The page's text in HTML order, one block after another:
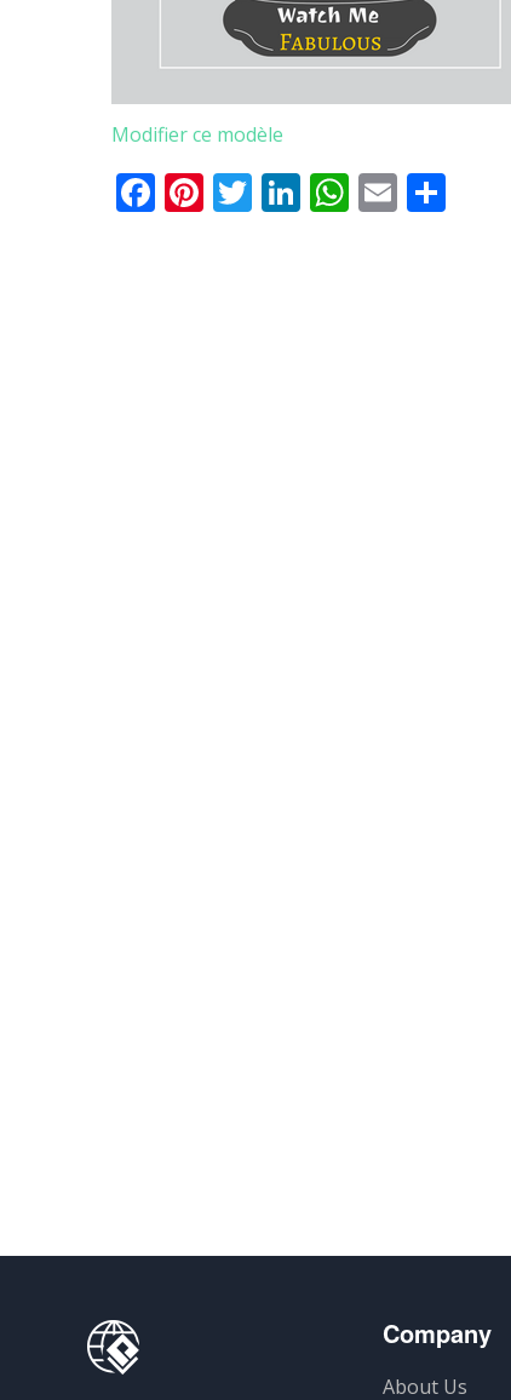
Modifier ce modèle
Facebook
Pinterest
Twitter
LinkedIn
WhatsApp
Email
Company
About Us